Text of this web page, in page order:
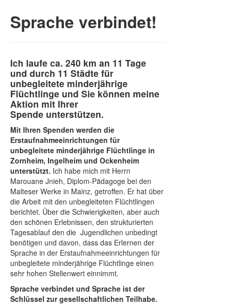
Sprache verbindet!
Ich laufe ca. 240 km an 11 Tage
und durch 11 Städte für
unbegleitete minderjährige
Flüchtlinge und Sie können meine
Aktion mit Ihrer
Spende unterstützen.
Mit Ihren Spenden werden die
Erstaufnahmeeinrichtungen für
unbegleitete minderjährige Flüchtlinge in
Zornheim, Ingelheim und Ockenheim
unterstützt. Ich habe mich mit Herrn
Marouane Jnieh, Diplom-Pädagoge bei den
Malteser Werke in Mainz, getroffen. Er hat über
die Arbeit mit den unbegleiteten Flüchtlingen
berichtet. Über die Schwierigkeiten, aber auch
den schönen Erlebnissen, den strukturierten
Tagesablauf den die Jugendlichen unbedingt
benötigen und davon, dass das Erlernen der
Sprache in der Erstaufnahmeeinrichtungen für
unbegleitete minderjährige Flüchtlinge einen
sehr hohen Stellenwert einnimmt.
Sprache verbindet und Sprache ist der
Schlüssel zur gesellschaftlichen Teilhabe.